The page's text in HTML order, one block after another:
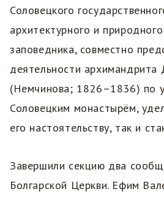
Соловецкого
архитектурного и
заповедника, совместно
деятельности архимандрита
(Немчинова; 1826–1836) по
Соловецким монастырём,
его настоятельству, так и
Завершили секцию два
Болгарской Церкви. Ефим